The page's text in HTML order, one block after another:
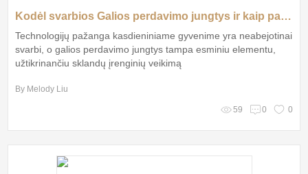
Kodėl svarbios Galios perdavimo jungtys ir kaip pasirinkti teisingas?
Technologijų pažanga kasdieniniame gyvenime yra neabejotinai
svarbi, o galios perdavimo jungtys tampa esminiu elementu,
užtikrinančiu sklandų įrenginių veikimą
By Melody Liu
59 0 0